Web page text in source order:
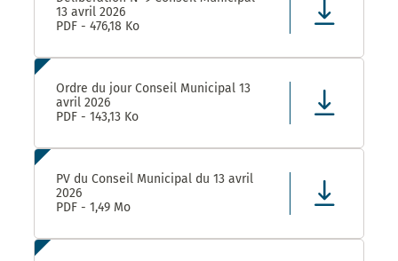
13 avril 2026
PDF - 476,18 Ko
Ordre du jour Conseil Municipal 13
avril 2026
PDF - 143,13 Ko
PV du Conseil Municipal du 13 avril
2026
PDF - 1,49 Mo